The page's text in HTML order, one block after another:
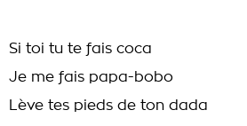
Si toi tu te fais coca
Je me fais papa-bobo
Lève tes pieds de ton dada